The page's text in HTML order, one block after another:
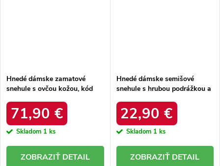
Hnedé dámske zamatové
snehule s ovčou kožou, kód
71,90 €
Skladom 1 ks
DETAIL
Hnedé dámske semišové
snehule s hrubou podrážkou a
produktu OO274A098
22,90 €
Skladom 1 ks
DETAIL